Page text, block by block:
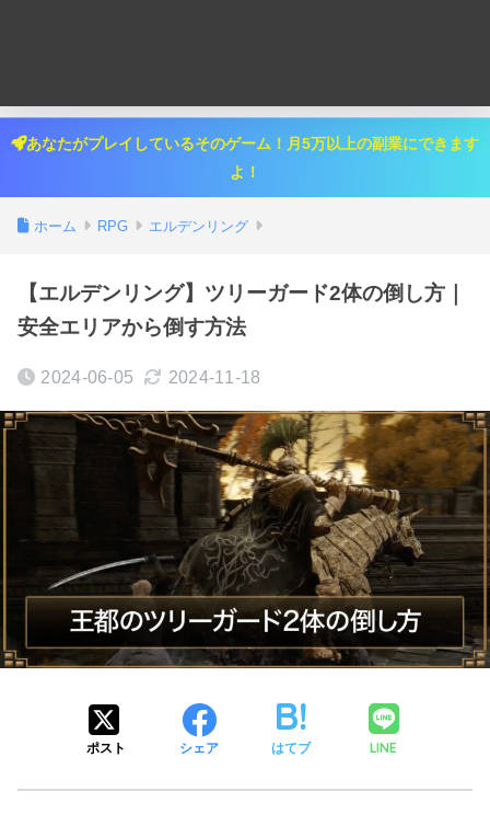
あなたがプレイしているそのゲーム！月5万以上の副業にできます
よ！
ホーム RPG エルデンリング
【エルデンリング】ツリーガード2体の倒し方｜
安全エリアから倒す方法
2024-06-05 2024-11-18
ポスト シェア はてブ LINE